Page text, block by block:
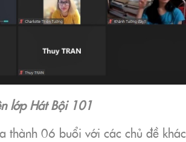
lớp Hát Bội 101
thành 06 buổi với các chủ đề